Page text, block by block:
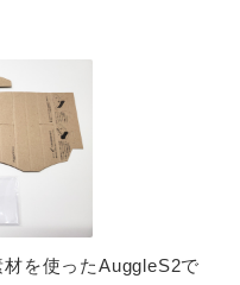
材を使ったAuggleS2で